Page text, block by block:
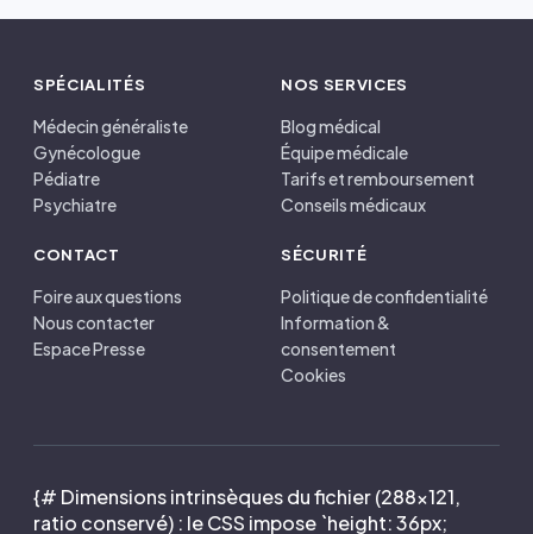
SPÉCIALITÉS
Médecin généraliste
Gynécologue
Pédiatre
Psychiatre
NOS SERVICES
Blog médical
Équipe médicale
Tarifs et remboursement
Conseils médicaux
CONTACT
Foire aux questions
Nous contacter
Espace Presse
SÉCURITÉ
Politique de confidentialité
Information &
consentement
Cookies
{# Dimensions intrinsèques du fichier (288×121,
ratio conservé) : le CSS impose `height: 36px;